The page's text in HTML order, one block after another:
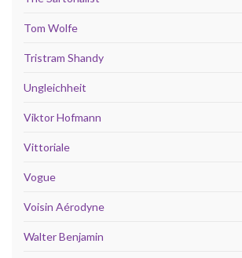
Tom Wolfe
Tristram Shandy
Ungleichheit
Viktor Hofmann
Vittoriale
Vogue
Voisin Aérodyne
Walter Benjamin